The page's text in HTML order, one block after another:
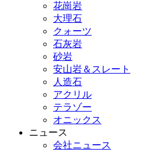
花崗岩
大理石
クォーツ
石灰岩
砂岩
安山岩＆スレート
人造石
アクリル
テラゾー
オニックス
ニュース
会社ニュース